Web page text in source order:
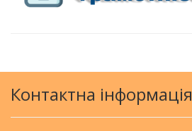
Контактна інформація